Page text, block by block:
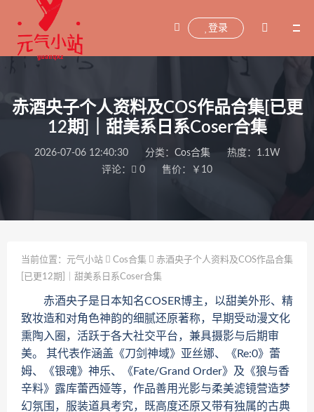
登录
赤酒央子个人资料及COS作品合集[已更
12期]｜甜美系日系Coser合集
2026-07-06 12:40:30 分类： Cos合集
热度：1.1W
评论：
0 售价：￥10
当前位置： 元气小站 Cos合集
赤酒央子个人资料及COS作品合集
[已更12期]｜甜美系日系Coser合集
赤酒央子是日本知名COSER博主，以甜美外形、精
致妆造和对角色神韵的细腻还原著称，早期受动漫文化
熏陶入圈，活跃于各大社交平台，兼具摄影与后期审
美。 其代表作涵盖《刀剑神域》亚丝娜、《Re:0》蕾
姆、《银魂》神乐、《Fate/Grand Order》及《狼与香
辛料》露库蕾西娅等，作品善用光影与柔美滤镜营造梦
幻氛围，服装道具考究，既高度还原又带有独属的古典